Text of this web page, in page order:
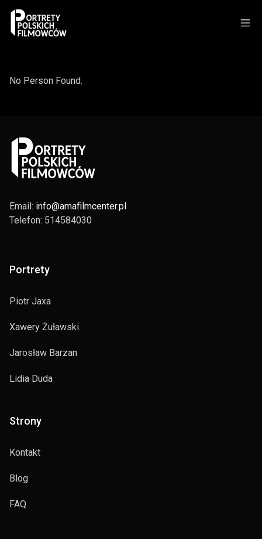
No Person Found.
Email: info@amafilmcenter.pl
Telefon: 514584030
Portrety
Piotr Jaxa
Xawery Żuławski
Jarosław Barzan
Lidia Duda
Strony
Kontakt
Blog
FAQ